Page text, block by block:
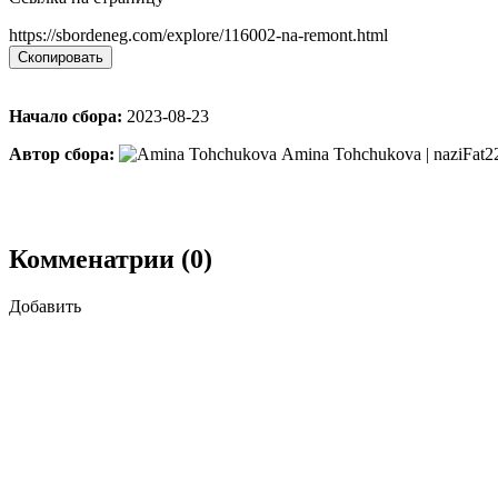
https://sbordeneg.com/explore/116002-na-remont.html
Скопировать
Начало сбора: 2023-08-23
Автор сбора:
Amina Tohchukova |
Комменатрии (0)
Добавить